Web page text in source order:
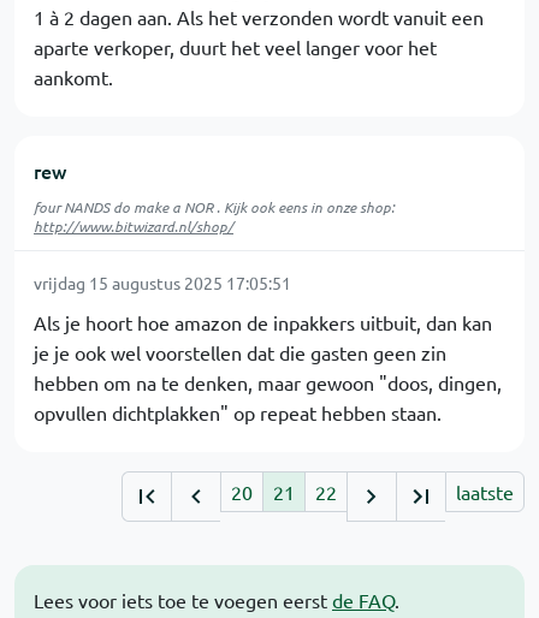
Lees voor iets toe te voegen eerst de FAQ.
1 à 2 dagen aan. Als het verzonden wordt vanuit een
aparte verkoper, duurt het veel langer voor het
aankomt.
rew
four NANDS do make a NOR . Kijk ook eens in onze shop:
http://www.bitwizard.nl/shop/
vrijdag 15 augustus 2025 17:05:51
Als je hoort hoe amazon de inpakkers uitbuit, dan kan
je je ook wel voorstellen dat die gasten geen zin
hebben om na te denken, maar gewoon "doos, dingen,
opvullen dichtplakken" op repeat hebben staan.
20 21 22 laatste